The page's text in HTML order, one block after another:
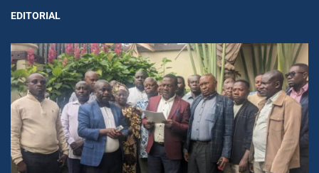
EDITORIAL